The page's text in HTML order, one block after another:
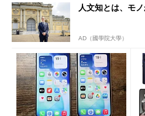
人文知とは、モ
AD（國學院大學）